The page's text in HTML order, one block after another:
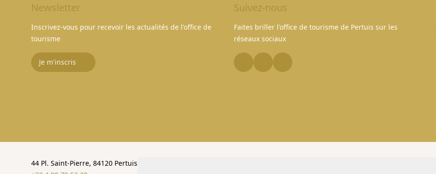
Newsletter
Inscrivez-vous pour recevoir les actualités de l'office de
tourisme
Je m'inscris
Suivez-nous
Faites briller l'office de tourisme de Pertuis sur les
réseaux sociaux
44 Pl. Saint-Pierre, 84120 Pertuis